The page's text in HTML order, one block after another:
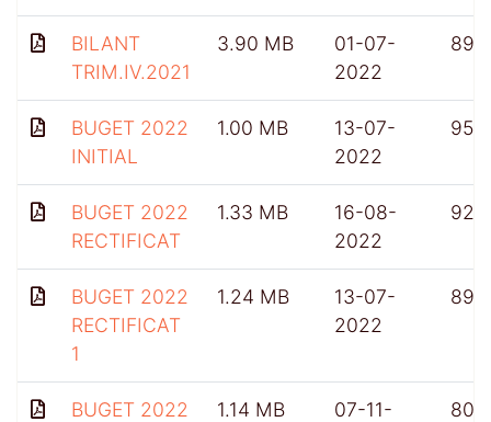
BILANT
TRIM.IV.2021
3.90 MB
01-07-
2022
899
BUGET 2022
INITIAL
1.00 MB
13-07-
2022
953
BUGET 2022
RECTIFICAT
1.33 MB
16-08-
2022
922
BUGET 2022
RECTIFICAT
1
1.24 MB
13-07-
2022
899
BUGET 2022
1.14 MB
07-11-
804